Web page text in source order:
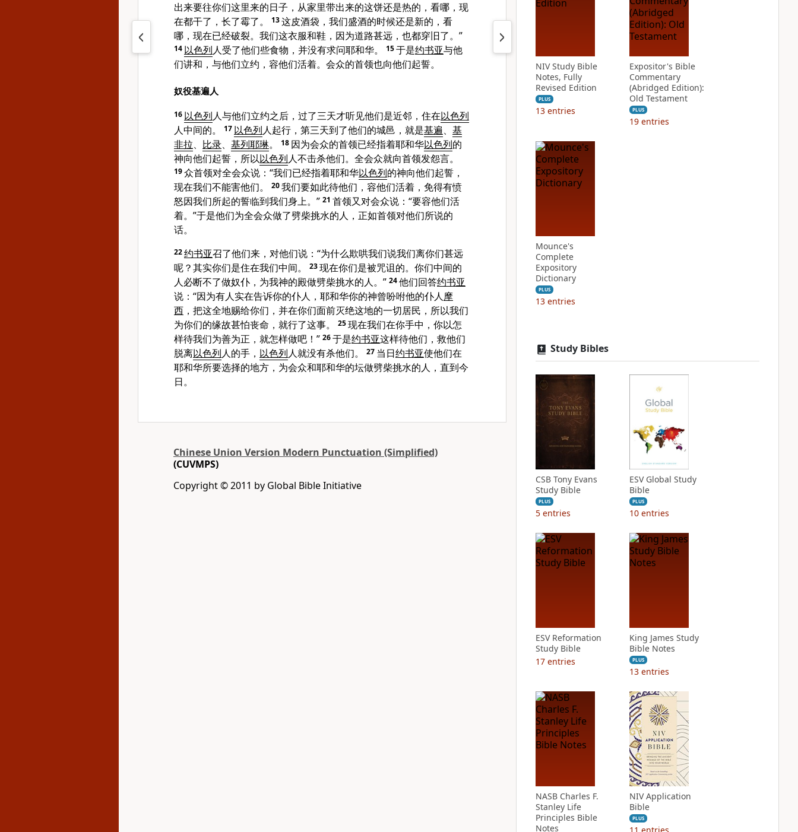
出来要往你们这里来的日子，从家里带出来的这饼还是热的，看哪，现
在都干了，长了霉了。
13这皮酒袋，我们盛酒的时候还是新的，看
哪，现在已经破裂。我们这衣服和鞋，因为道路甚远，也都穿旧了。”
14 以色列人受了他们些食物，并没有求问耶和华。 15于是约书亚与他
们讲和，与他们立约，容他们活着。会众的首领也向他们起誓。
奴役基遍人
16 以色列人与他们立约之后，过了三天才听见他们是近邻，住在以色列
人中间的。
17 以色列人起行，第三天到了他们的城邑，就是基遍、 基
非拉、 比录、 基列耶琳。 18 因为会众的首领已经指着耶和华以色列的
神向他们起誓，所以以色列人不击杀他们。全会众就向首领发怨言。
19众首领对全会众说：“我们已经指着耶和华以色列的神向他们起誓，
现在我们不能害他们。
20我们要如此待他们，容他们活着，免得有愤
怒因我们所起的誓临到我们身上。” 21 首领又对会众说：“要容他们活
着。”于是他们为全会众做了劈柴挑水的人，正如首领对他们所说的
话。
22约书亚召了他们来，对他们说：“为什么欺哄我们说我们离你们甚远
呢？其实你们是住在我们中间。
23现在你们是被咒诅的。你们中间的
人必断不了做奴仆，为我神的殿做劈柴挑水的人。” 24他们回答约书亚
说：“因为有人实在告诉你的仆人，耶和华你的神曾吩咐他的仆人摩
西 ，把这全地赐给你们，并在你们面前灭绝这地的一切居民，所以我们
为你们的缘故甚怕丧命，就行了这事。
25现在我们在你手中，你以怎
样待我们为善为正，就怎样做吧！” 26于是约书亚这样待他们，救他们
脱离以色列人的手， 以色列人就没有杀他们。 27 当日约书亚使他们在
耶和华所要选择的地方，为会众和耶和华的坛做劈柴挑水的人，直到今
日。
Chinese Union Version Modern Punctuation (Simplified)
(CUVMPS)
Copyright © 2011 by Global Bible Initiative
NIV Study Bible
Notes, Fully
Revised Edition
PLUS
13 entries
Expositor's Bible
Commentary
(Abridged Edition):
Old Testament
PLUS
19 entries
Mounce's
Complete
Expository
Dictionary
PLUS
13 entries
Study Bibles
CSB Tony Evans
Study Bible
PLUS
5 entries
ESV Global Study
Bible
PLUS
10 entries
ESV Reformation
Study Bible
17 entries
King James Study
Bible Notes
PLUS
13 entries
NASB Charles F.
Stanley Life
Principles Bible
Notes
NIV Application
Bible
PLUS